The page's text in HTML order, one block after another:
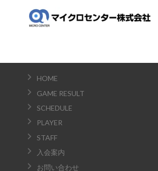
HOME
GAME RESULT
SCHEDULE
PLAYER
STAFF
入会案内
お問い合わせ